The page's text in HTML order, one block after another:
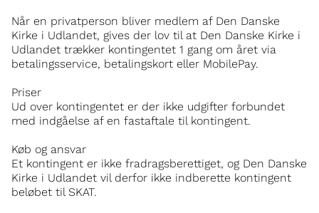
Når en privatperson bliver medlem af Den Danske
Kirke i Udlandet, gives der lov til at Den Danske Kirke i
Udlandet trækker kontingentet 1 gang om året via
betalingsservice, betalingskort eller MobilePay.
Priser
Ud over kontingentet er der ikke udgifter forbundet
med indgåelse af en fastaftale til kontingent.
Køb og ansvar
Et kontingent er ikke fradragsberettiget, og Den Danske
Kirke i Udlandet vil derfor ikke indberette kontingent
beløbet til SKAT.